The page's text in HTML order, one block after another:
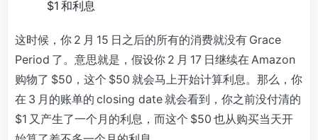
$1 和利息
这时候，你 2 月 15 日之后的所有的消费就没有 Grace
Period 了。意思就是，假设你 2 月 17 日继续在 Amazon
购物了 $50，这个 $50 就会马上开始计算利息。那么，你
在 3 月的账单的 closing date 就会看到，你之前没付清的
$1 又产生了一个月的利息，而这个 $50 也从购买当天开